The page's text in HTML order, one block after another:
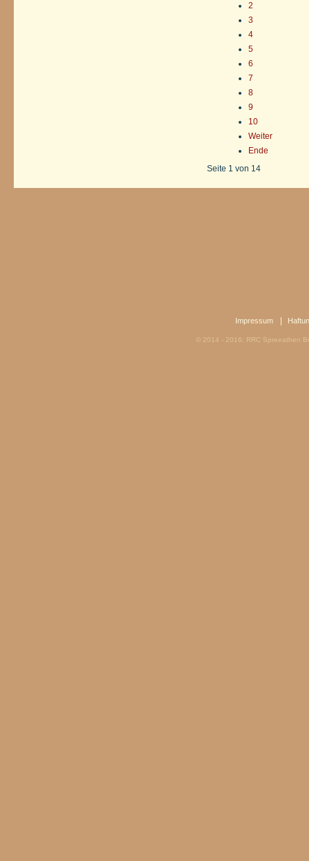
2
3
4
5
6
7
8
9
10
Weiter
Ende
Seite 1 von 14
Impressum
© 2014 - 2016: RRC Spreeathen